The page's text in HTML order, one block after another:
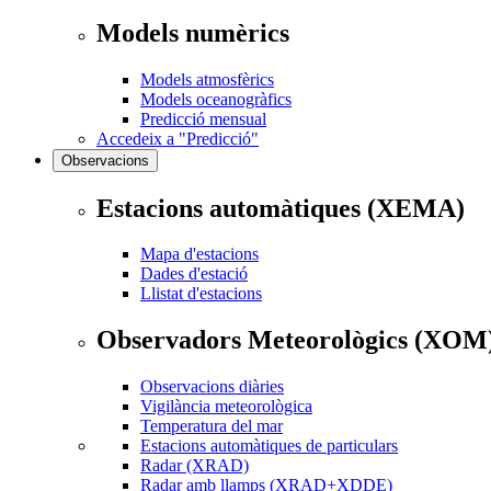
Models numèrics
Models atmosfèrics
Models oceanogràfics
Predicció mensual
Accedeix a "Predicció"
Observacions
Estacions automàtiques (XEMA)
Mapa d'estacions
Dades d'estació
Llistat d'estacions
Observadors Meteorològics
Observacions diàries
Vigilància meteorològica
Temperatura del mar
Estacions automàtiques de particulars
Radar (XRAD)
Radar amb llamps (XRAD+XDDE)